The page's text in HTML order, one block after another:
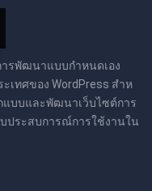
ารพัฒนาแบบกําหนดเอง
เทศของ WordPress สําห
แบบและพัฒนาเว็บไซต์การ
ประสบการณ์การใช้งานใน